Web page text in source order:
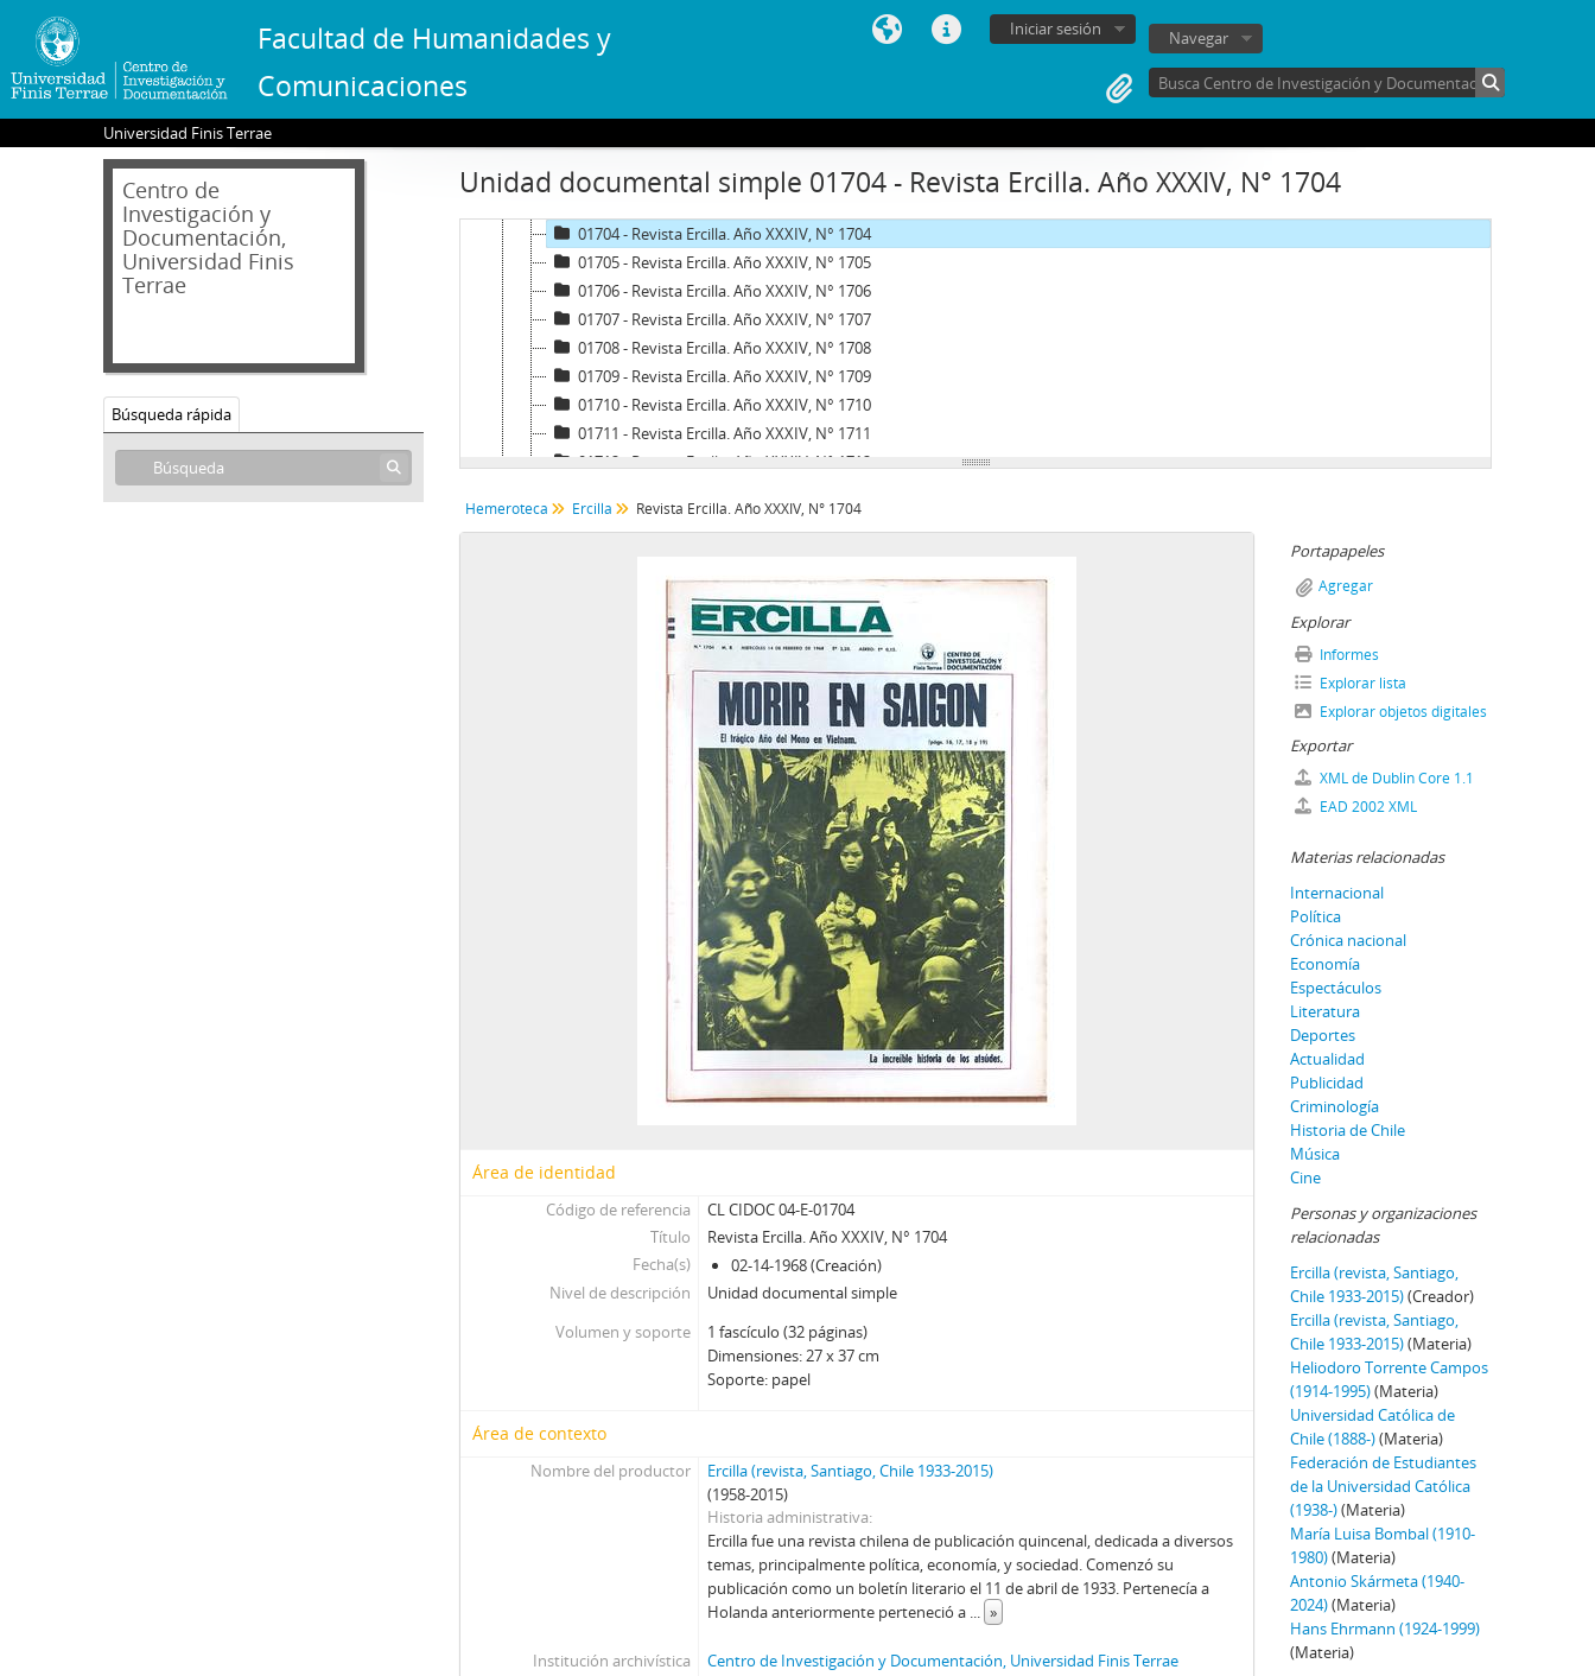
Facultad de Humanidades y
Comunicaciones
Iniciar sesión Navegar
Universidad Finis Terrae
Centro de
Investigación y
Documentación,
Universidad Finis
Terrae
Búsqueda rápida
Unidad documental simple 01704 - Revista Ercilla. Año XXXIV, N° 1704
01694 - Revista Ercilla. Año XXXIII, N° 1694
01696 - Revista Ercilla. Año XXXIII, N° 1696
01701 - Revista Ercilla. Año XXXII, N° 1701
01701-1 - Revista Ercilla. Año XXXII, N° 1701
01702 - Revista Ercilla. Año XXXIV, N° 1702
01703 - Revista Ercilla. Año XXXIV, N° 1703
01704 - Revista Ercilla. Año XXXIV, N° 1704
01705 - Revista Ercilla. Año XXXIV, N° 1705
01706 - Revista Ercilla. Año XXXIV, N° 1706
01707 - Revista Ercilla. Año XXXIV, N° 1707
01708 - Revista Ercilla. Año XXXIV, N° 1708
01709 - Revista Ercilla. Año XXXIV, N° 1709
01710 - Revista Ercilla. Año XXXIV, N° 1710
01711 - Revista Ercilla. Año XXXIV, N° 1711
01712 - Revista Ercilla. Año XXXIV, N° 1712
122 - Revista Ercilla. Año XXXIV, Nº 1714
124 - Revista Ercilla. Año XXXIV, N° 1717
125 - Revista Ercilla. Año XXXIV, Nº 1718
126 - Revista Ercilla. Año XXXIV, Nº 1719
128 - Revista Ercilla. Año XXXIV, Nº 1721
129 - Revista Ercilla. Año XXXIV, Nº 1722
130 - Revista Ercilla. Año XXXIV, Nº 1723
131 - Revista Ercilla. Año XXXIV, Nº 1724
132 - Revista Ercilla. Año XXXIV, Nº 1725
133 - Revista Ercilla. Año XXXIV, Nº 1726
134 - Revista Ercilla. Año XXXIV, Nº 1727
135 - Revista Ercilla. Año XXXIV, Nº 1728
136 - Revista Ercilla. Año XXXIV, Nº 1729
137 - Revista Ercilla. Año XXXIV, Nº 1730
138 - Revista Ercilla. Año XXXIV, Nº 1731
139 - Revista Ercilla. Año XXXIV, Nº 1732
140 - Revista Ercilla. Año XXXIV, Nº 1733
145 - Revista Ercilla. Año XXXIV, Nº 1738
146 - Revista Ercilla. Año XXXIV, Nº 1739
147 - Revista Ercilla. Año XXXIV, Nº 1740
148 - Revista Ercilla. Año XXXIV, Nº 1741
149 - Revista Ercilla. Año XXXIV, Nº 1742
151 - Revista Ercilla. Año XXXIV, Nº 1744
152 - Revista Ercilla. Año XXXIV, Nº 1745
154 - Revista Ercilla. Año XXXIV, Nº 1747
156 - Revista Ercilla. Año XXXIV, Nº 1750
157 - Revista Ercilla. Año XXXIV, Nº 1752
158 - Revista Ercilla. Año XXXIV, Nº 1753
159 - Revista Ercilla. Año XXXIV, Nº 1754
160 - Revista Ercilla. Año XXXIV, Nº 1758
162 - Revista Ercilla. Año XXXIV, Nº 1760
Hemeroteca Ercilla Revista Ercilla. Año XXXIV, N° 1704
Área de identidad
Código de referencia
CL CIDOC 04-E-01704
Título
Revista Ercilla. Año XXXIV, N° 1704
Fecha(s)
02-14-1968 (Creación)
Nivel de descripción
Unidad documental simple
Volumen y soporte
1 fascículo (32 páginas)
Dimensiones: 27 x 37 cm
Soporte: papel
Área de contexto
Nombre del productor
Ercilla (revista, Santiago, Chile 1933-2015)
(1958-2015)
Historia administrativa
Ercilla fue una revista chilena de publicación quincenal, dedicada a diversos
temas, principalmente política, economía, y sociedad. Comenzó su
publicación como un boletín literario el 11 de abril de 1933. Pertenecía a
Holanda anteriormente perteneció a ... »
Institución archivística Centro de Investigación y Documentación, Universidad Finis Terrae
Portapapeles
Agregar
Explorar
Informes
Explorar lista
Explorar objetos digitales
Exportar
XML de Dublin Core 1.1
EAD 2002 XML
Materias relacionadas
Internacional
Política
Crónica nacional
Economía
Espectáculos
Literatura
Deportes
Actualidad
Publicidad
Criminología
Historia de Chile
Música
Cine
Personas y organizaciones
relacionadas
Ercilla (revista, Santiago,
Chile 1933-2015)(Creador)
Ercilla (revista, Santiago,
Chile 1933-2015)(Materia)
Heliodoro Torrente Campos
(1914-1995)(Materia)
Universidad Católica de
Chile (1888-)(Materia)
Federación de Estudiantes
de la Universidad Católica
(1938-)(Materia)
María Luisa Bombal (1910-
1980)(Materia)
Antonio Skármeta (1940-
2024)(Materia)
Hans Ehrmann (1924-1999)
(Materia)